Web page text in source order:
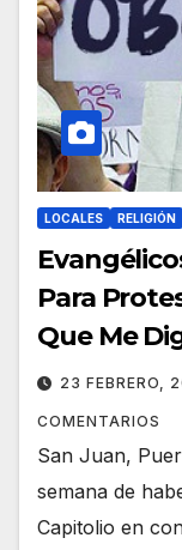
LOCALES RELIGIÓN
Para
Que Me
23 FEBRERO,
COMENTARIOS
San Juan,
semana de
Capitolio en